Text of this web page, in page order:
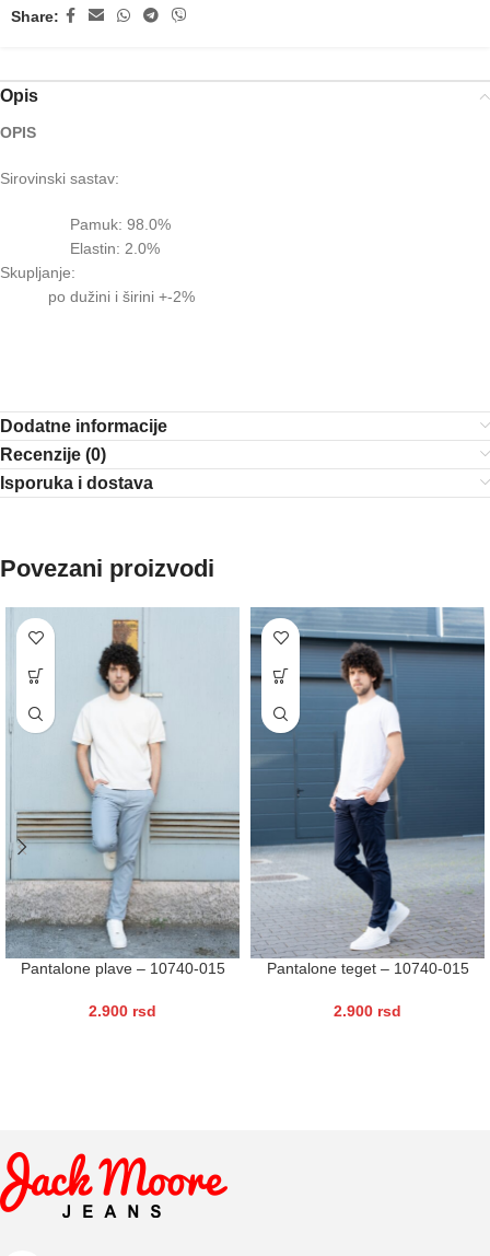
Share:
Opis
OPIS
Sirovinski sastav:
Pamuk: 98.0%
Elastin: 2.0%
Skupljanje:
po dužini i širini +-2%
Dodatne informacije
Recenzije (0)
Isporuka i dostava
Povezani proizvodi
Pantalone plave – 10740-015
2.900 rsd
Pantalone teget – 10740-015
2.900 rsd